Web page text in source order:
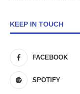
KEEP IN TOUCH
FACEBOOK
SPOTIFY